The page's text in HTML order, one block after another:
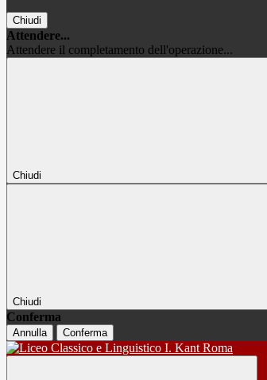
Chiudi
Attendere...
Attendere il completamento dell'operazione...
Chiudi
Chiudi
Conferma
Annulla Conferma